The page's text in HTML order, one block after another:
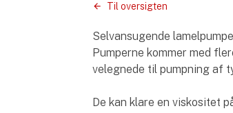
Til oversigten
Selvansugende
Pumperne kommer med
velegnede til pumpning af
De kan klare en viskositet